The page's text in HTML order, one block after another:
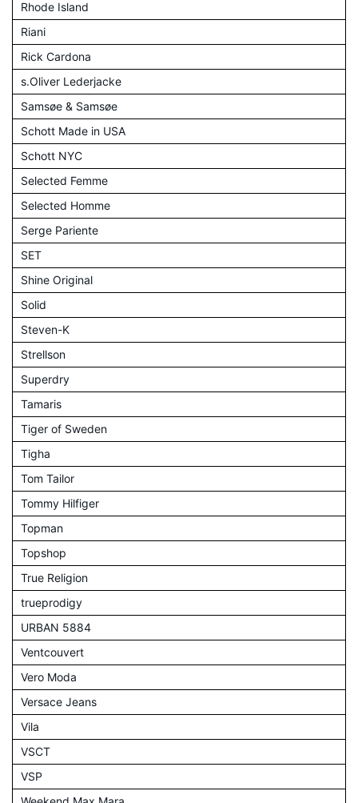
Rhode Island
Riani
Rick Cardona
s.Oliver Lederjacke
Samsøe & Samsøe
Schott Made in USA
Schott NYC
Selected Femme
Selected Homme
Serge Pariente
SET
Shine Original
Solid
Steven-K
Strellson
Superdry
Tamaris
Tiger of Sweden
Tigha
Tom Tailor
Tommy Hilfiger
Topman
Topshop
True Religion
trueprodigy
URBAN 5884
Ventcouvert
Vero Moda
Versace Jeans
Vila
VSCT
VSP